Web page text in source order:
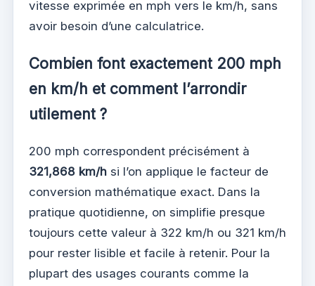
vitesse exprimée en mph vers le km/h, sans
avoir besoin d’une calculatrice.
Combien font exactement 200 mph
en km/h et comment l’arrondir
utilement ?
200 mph correspondent précisément à
321,868 km/h si l’on applique le facteur de
conversion mathématique exact. Dans la
pratique quotidienne, on simplifie presque
toujours cette valeur à 322 km/h ou 321 km/h
pour rester lisible et facile à retenir. Pour la
plupart des usages courants comme la